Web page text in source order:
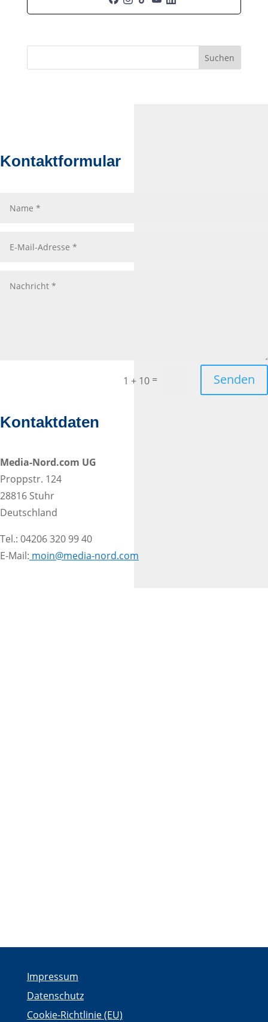
Suchen
Kontaktformular
1 + 10 = Senden
Kontaktdaten
Media-Nord.com UG
Proppstr. 124
28816 Stuhr
Deutschland
Tel.: 04206 320 99 40
E-Mail: moin@media-nord.com
Impressum
Datenschutz
Cookie-Richtlinie (EU)